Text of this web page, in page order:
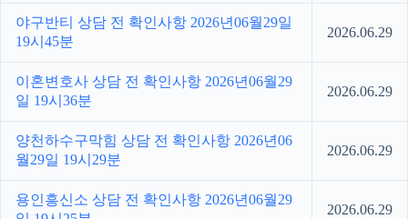
야구반티 상담 전 확인사항 2026년06월29일
19시45분
2026.06.29
이혼변호사 상담 전 확인사항 2026년06월29
일 19시36분
2026.06.29
양천하수구막힘 상담 전 확인사항 2026년06
월29일 19시29분
2026.06.29
용인흥신소 상담 전 확인사항 2026년06월29
2026.06.29